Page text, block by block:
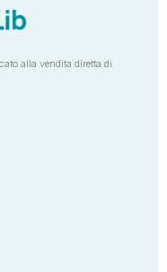
alla vendita diretta di